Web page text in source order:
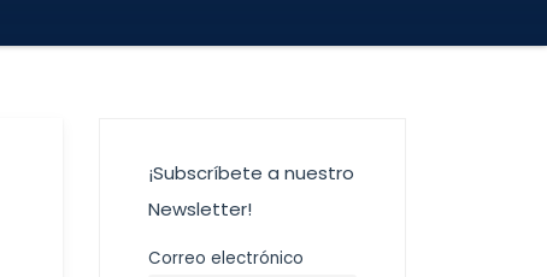
¡Subscríbete a nuestro
Newsletter!
Correo electrónico